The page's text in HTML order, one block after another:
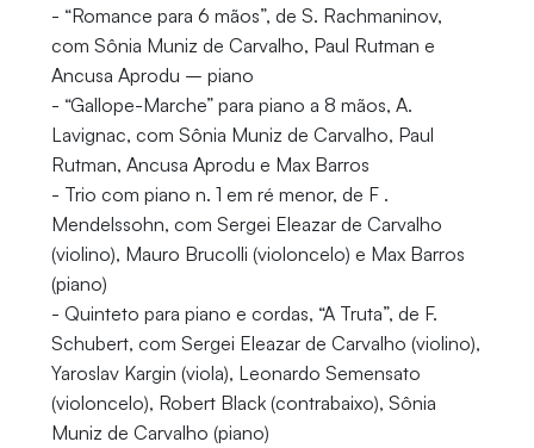
- “Romance para 6 mãos”, de S. Rachmaninov,
com Sônia Muniz de Carvalho, Paul Rutman e
Ancusa Aprodu – piano
- “Gallope-Marche” para piano a 8 mãos, A.
Lavignac, com Sônia Muniz de Carvalho, Paul
Rutman, Ancusa Aprodu e Max Barros
- Trio com piano n. 1 em ré menor, de F .
Mendelssohn, com Sergei Eleazar de Carvalho
(violino), Mauro Brucolli (violoncelo) e Max Barros
(piano)
- Quinteto para piano e cordas, “A Truta”, de F.
Schubert, com Sergei Eleazar de Carvalho (violino),
Yaroslav Kargin (viola), Leonardo Semensato
(violoncelo), Robert Black (contrabaixo), Sônia
Muniz de Carvalho (piano)